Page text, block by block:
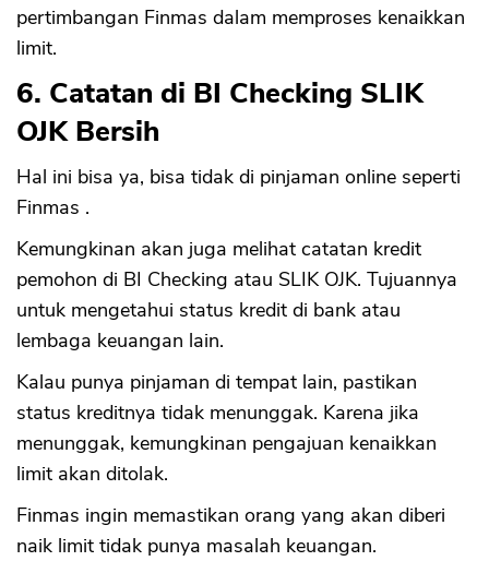
pertimbangan Finmas dalam memproses kenaikkan
limit.
6. Catatan di BI Checking SLIK
OJK Bersih
Hal ini bisa ya, bisa tidak di pinjaman online seperti
Finmas .
Kemungkinan akan juga melihat catatan kredit
pemohon di BI Checking atau SLIK OJK. Tujuannya
untuk mengetahui status kredit di bank atau
lembaga keuangan lain.
Kalau punya pinjaman di tempat lain, pastikan
status kreditnya tidak menunggak. Karena jika
menunggak, kemungkinan pengajuan kenaikkan
limit akan ditolak.
Finmas ingin memastikan orang yang akan diberi
naik limit tidak punya masalah keuangan.
OK
CANCEL